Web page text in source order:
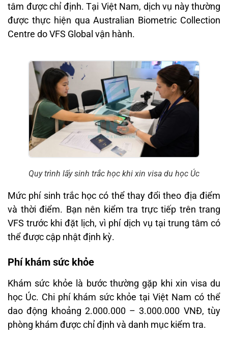
tâm được chỉ định. Tại Việt Nam, dịch vụ này thường
được thực hiện qua Australian Biometric Collection
Centre do VFS Global vận hành.
Quy trình lấy sinh trắc học khi xin visa du học Úc
Mức phí sinh trắc học có thể thay đổi theo địa điểm
và thời điểm. Bạn nên kiểm tra trực tiếp trên trang
VFS trước khi đặt lịch, vì phí dịch vụ tại trung tâm có
thể được cập nhật định kỳ.
Phí khám sức khỏe
Khám sức khỏe là bước thường gặp khi xin visa du
học Úc. Chi phí khám sức khỏe tại Việt Nam có thể
dao động khoảng 2.000.000 – 3.000.000 VNĐ, tùy
phòng khám được chỉ định và danh mục kiểm tra.